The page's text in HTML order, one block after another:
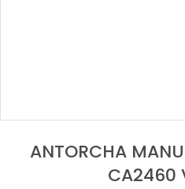
ANTORCHA
CA2460